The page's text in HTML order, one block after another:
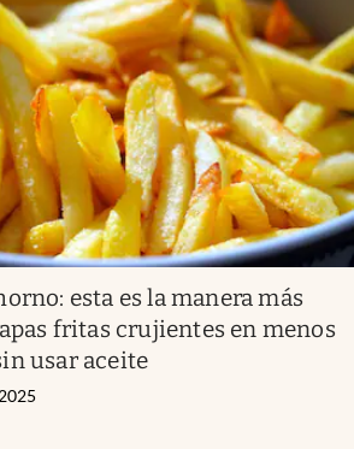
esta es la manera más
fritas crujientes en menos
usar aceite